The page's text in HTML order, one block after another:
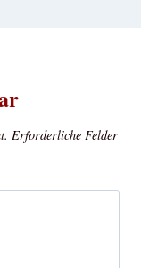
Erforderliche Felder